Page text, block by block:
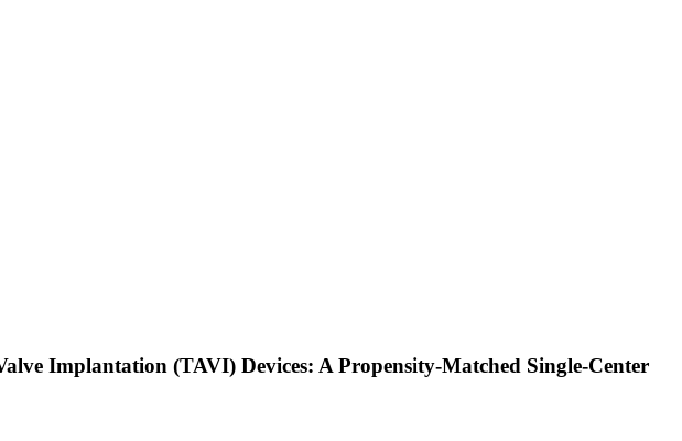
Implantation (TAVI) Devices: A Propensity-Matched Single-Center